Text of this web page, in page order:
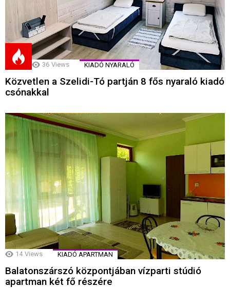
36 Views KIADÓ NYARALÓ
Közvetlen a Szelidi-Tó partján 8 fős nyaraló kiadó
csónakkal
14 Views KIADÓ APARTMAN
Balatonszárszó központjában vízparti stúdió
apartman két fő részére